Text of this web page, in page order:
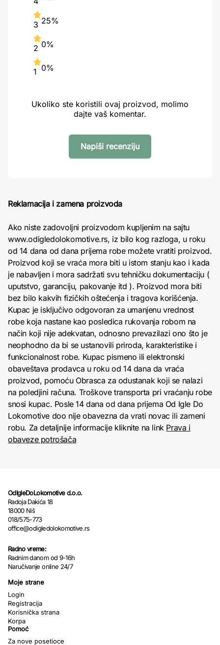
3 25%
2 0%
1 0%
Ukoliko ste koristili ovaj proizvod, molimo
dajte vaš komentar.
Napiši recenziju
Reklamacija i zamena proizvoda
Ako niste zadovoljni proizvodom kupljenim na sajtu
www.odigledolokomotive.rs, iz bilo kog razloga, u roku
od 14 dana od dana prijema robe možete vratiti proizvod.
Proizvod koji se vraća mora biti u istom stanju kao i kada
je nabavljen i mora sadržati svu tehničku dokumentaciju (
uputstvo, garanciju, pakovanje itd ). Proizvod mora biti
bez bilo kakvih fizičkih oštećenja i tragova korišćenja.
Kupac je isključivo odgovoran za umanjenu vrednost
robe koja nastane kao posledica rukovanja robom na
način koji nije adekvatan, odnosno prevazilazi ono što je
neophodno da bi se ustanovili priroda, karakteristike i
funkcionalnost robe. Kupac pismeno ili elektronski
obaveštava prodavca u roku od 14 dana da vraća
proizvod, pomoću Obrasca za odustanak koji se nalazi
na poledjini računa. Troškove transporta pri vraćanju robe
snosi kupac. Posle 14 dana od dana prijema Od Igle Do
Lokomotive doo nije obavezna da vrati novac ili zameni
robu. Za detaljnije informacije kliknite na link Prava i
obaveze potrošača
OdIgleDoLokomotive d.o.o.
Radoja Dakića 18
18000 Niš
018/575-773
office@odigledolokomotive.rs
Radno vreme:
Radnim danom od 9-16h
Naručivanje online 24/7
Moje strane
Login
Registracija
Korisnička strana
Korpa
Pomoć
Za nove posetioce